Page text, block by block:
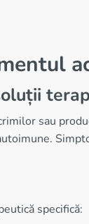
sau
specifică: